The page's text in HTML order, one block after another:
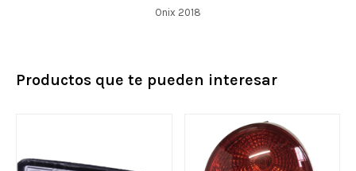
Onix 2018
Productos que te pueden interesar